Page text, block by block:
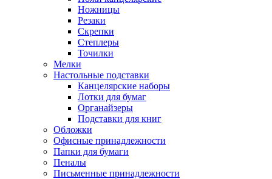
Ножницы
Резаки
Скрепки
Степлеры
Точилки
Мелки
Настольные подставки
Канцелярские наборы
Лотки для бумаг
Органайзеры
Подставки для книг
Обложки
Офисные принадлежности
Папки для бумаги
Пеналы
Письменные принадлежности